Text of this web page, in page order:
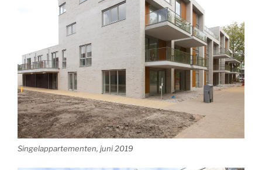
Singelappartementen, juni 2019